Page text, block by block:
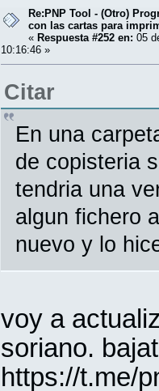
Re:PNP Tool - (Otro)
con las cartas para
« Respuesta #252 en: 05
10:16:46 »
Citar
En una
de copisteria
tendria una
algun fichero
nuevo y lo
voy a
soriano.
https://t.me/